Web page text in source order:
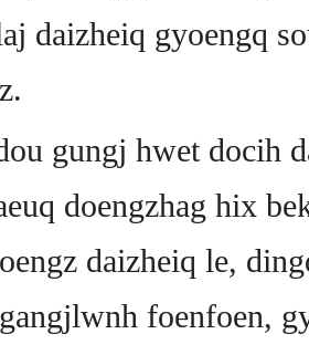
daizheiq gyoengq
hwet docih
doengzhag hix
daizheiq le,
foenfoen,